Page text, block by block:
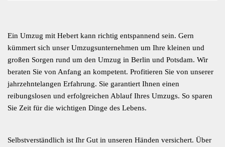
Ein Umzug mit Hebert kann richtig entspannend sein. Gern
kümmert sich unser Umzugsunternehmen um Ihre kleinen und
großen Sorgen rund um den Umzug in Berlin und Potsdam. Wir
beraten Sie von Anfang an kompetent. Profitieren Sie von unserer
jahrzehntelangen Erfahrung. Sie garantiert Ihnen einen
reibungslosen und erfolgreichen Ablauf Ihres Umzugs. So sparen
Sie Zeit für die wichtigen Dinge des Lebens.
Selbstverständlich ist Ihr Gut in unseren Händen versichert. Über